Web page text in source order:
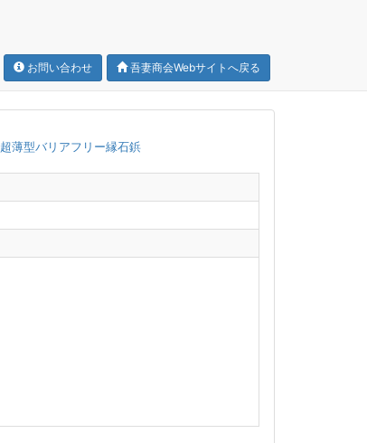
お問い合わせ 吾妻商会Webサイトへ戻る
超薄型バリアフリー縁石鋲